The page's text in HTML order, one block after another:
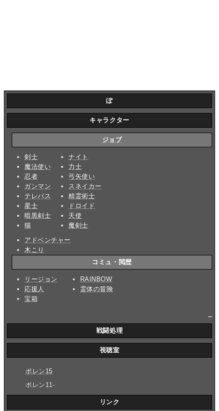
ぽ
キャラクター
ジョブ
剣士
魔法使い
忍者
ガンマン
テレパス
星士
暗黒剣士
猫
ナイト
力士
弓矢使い
スネイカー
精霊術士
ドロイド
天使
魔剣士
アドベンチャー
木こり
コミュ・閲歴
リージョン
応援人
宝箱
RAINBOW
霊体の冒険
戦闘処理
視聴室
ポレン15
ポレン11-
リンク